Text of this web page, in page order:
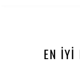
EN İYI